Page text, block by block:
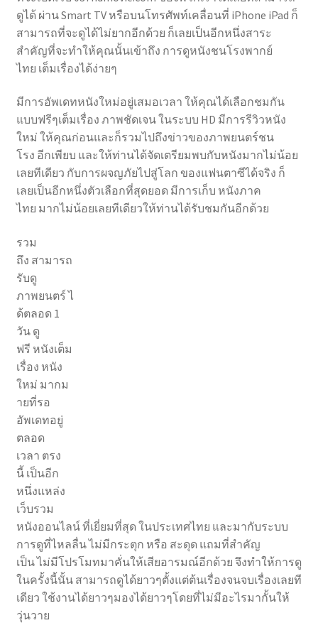
ดูได้ ผ่าน Smart TV หรือบนโทรศัพท์เคลื่อนที่ iPhone iPad ก็
สามารถที่จะดูได้ไม่ยากอีกด้วย ก็เลยเป็นอีกหนึ่งสาระ
สำคัญที่จะทำให้คุณนั้นเข้าถึง การดูหนังชนโรงพากย์
ไทย เต็มเรื่องได้ง่ายๆ
มีการอัพเดทหนังใหม่อยู่เสมอเวลา ให้คุณได้เลือกชมกัน
แบบฟรีๆเต็มเรื่อง ภาพชัดเจน ในระบบ HD มีการรีวิวหนัง
ใหม่ ให้คุณก่อนและก็รวมไปถึงข่าวของภาพยนตร์ชน
โรง อีกเพียบ และให้ท่านได้จัดเตรียมพบกับหนังมากไม่น้อย
เลยทีเดียว กับการผจญภัยไปสู่โลก ของแฟนตาซีได้จริง ก็
เลยเป็นอีกหนึ่งตัวเลือกที่สุดยอด มีการเก็บ หนังภาค
ไทย มากไม่น้อยเลยทีเดียวให้ท่านได้รับชมกันอีกด้วย
รวม
ถึง สามารถ
รับดู
ภาพยนตร์ ไ
ด้ตลอด 1
วัน ดู
ฟรี หนังเต็ม
เรื่อง หนัง
ใหม่ มากม
ายที่รอ
อัพเดทอยู่
ตลอด
เวลา ตรง
นี้ เป็นอีก
หนึ่งแหล่ง
เว็บรวม
หนังออนไลน์ ที่เยี่ยมที่สุด ในประเทศไทย และมากับระบบ
การดูที่ไหลลื่น ไม่มีกระตุก หรือ สะดุด แถมที่สำคัญ
เป็น ไม่มีโปรโมทมาคั่นให้เสียอารมณ์อีกด้วย จึงทำให้การดู
ในครั้งนี้นั้น สามารถดูได้ยาวๆตั้งแต่ต้นเรื่องจนจบเรื่องเลยที
เดียว ใช้งานได้ยาวๆมองได้ยาวๆโดยที่ไม่มีอะไรมากั้นให้
วุ่นวาย